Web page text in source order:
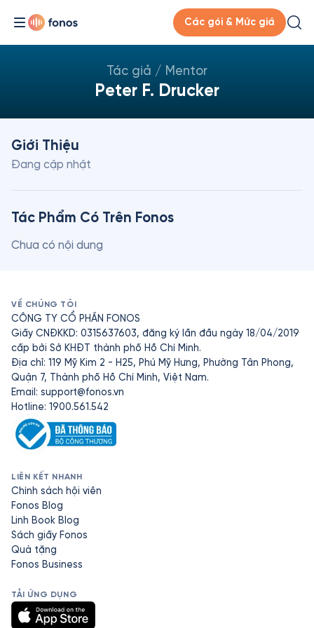
Các gói & Mức giá
Tác giả / Mentor
Peter F. Drucker
Giới Thiệu
Đang cập nhật
Tác Phẩm Có Trên Fonos
Chưa có nội dung
VỀ CHÚNG TÔI
CÔNG TY CỔ PHẦN FONOS
Giấy CNĐKKD: 0315637603, đăng ký lần đầu ngày 18/04/2019
cấp bởi Sở KHĐT thành phố Hồ Chí Minh.
Địa chỉ: 119 Mỹ Kim 2 - H25, Phú Mỹ Hưng, Phường Tân Phong,
Quận 7, Thành phố Hồ Chí Minh, Việt Nam.
Email: support@fonos.vn
Hotline: 1900.561.542
LIÊN KẾT NHANH
Chính sách hội viên
Fonos Blog
Linh Book Blog
Sách giấy Fonos
Quà tặng
Fonos Business
TẢI ỨNG DỤNG